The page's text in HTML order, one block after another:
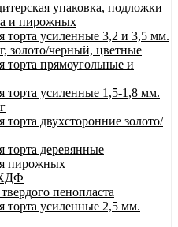
упаковка, подложки
и пирожных
торта усиленные 3,2 и 3,5 мм.
золото/черный, цветные
торта прямоугольные и
торта усиленные 1,5-1,8 мм.
двухсторонние золото/
торта деревянные
пирожных
пенопласта
торта усиленные 2,5 мм.